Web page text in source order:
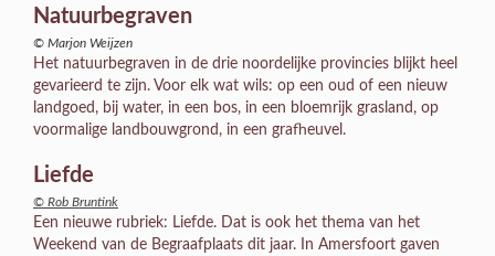
Natuurbegraven
© Marjon Weijzen
Het natuurbegraven in de drie noordelijke provincies blijkt heel
gevarieerd te zijn. Voor elk wat wils: op een oud of een nieuw
landgoed, bij water, in een bos, in een bloemrijk grasland, op
voormalige landbouwgrond, in een grafheuvel.
Liefde
© Rob Bruntink
Een nieuwe rubriek: Liefde. Dat is ook het thema van het
Weekend van de Begraafplaats dit jaar. In Amersfoort gaven